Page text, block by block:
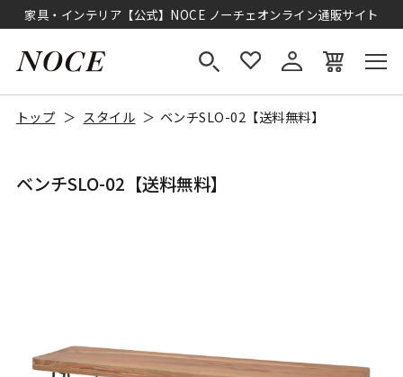
家具・インテリア【公式】NOCE ノーチェオンライン通販サイト
トップ スタイル ベンチSLO-02【送料無料】
ベンチSLO-02【送料無料】